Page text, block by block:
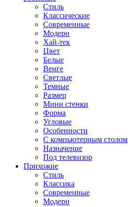
Стиль
Классические
Современные
Модерн
Хай-тек
Цвет
Белые
Венге
Светлые
Темные
Размер
Мини стенки
Форма
Угловые
Особенности
С компьютерным столом
Назначение
Под телевизор
Прихожие
Стиль
Классика
Современные
Модерн